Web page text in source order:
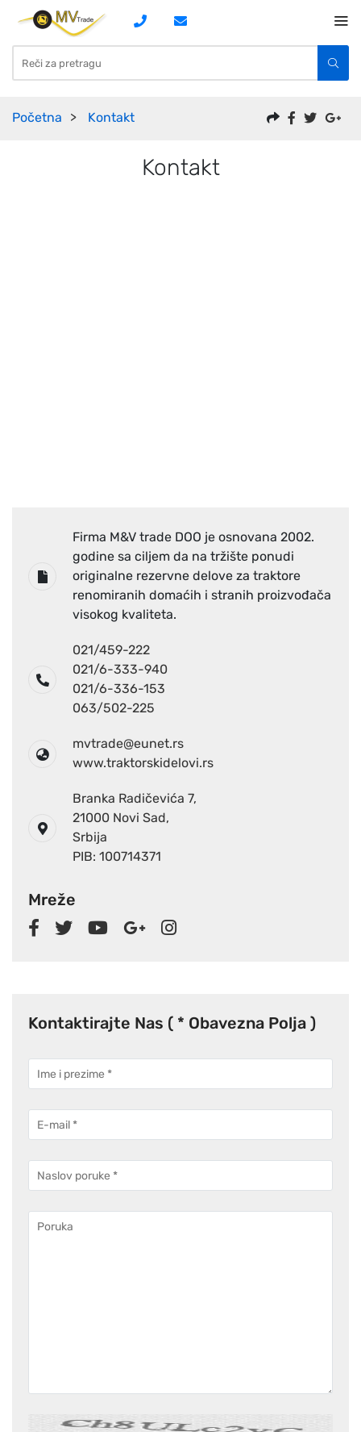
Početna Kontakt
Kontakt
Firma M&V trade DOO je osnovana 2002.
godine sa ciljem da na tržište ponudi
originalne rezervne delove za traktore
renomiranih domaćih i stranih proizvođača
visokog kvaliteta.
021/459-222
021/6-333-940
021/6-336-153
063/502-225
mvtrade@eunet.rs
www.traktorskidelovi.rs
Branka Radičevića 7,
21000 Novi Sad,
Srbija
PIB: 100714371
Mreže
Kontaktirajte Nas ( * Obavezna Polja )